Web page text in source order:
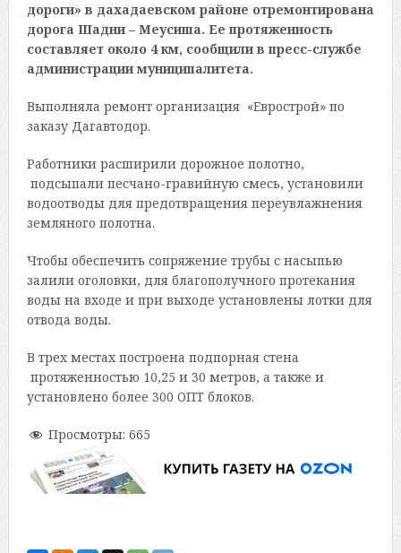
дороги» в дахадаевском районе отремонтирована
дорога Шадни – Меусиша. Ее протяженность
составляет около 4 км, сообщили в пресс-службе
администрации муниципалитета.
Выполняла ремонт организация «Еврострой» по
заказу Дагавтодор.
Работники расширили дорожное полотно,
подсыпали песчано-гравийную смесь, установили
водоотводы для предотвращения переувлажнения
земляного полотна.
Чтобы обеспечить сопряжение трубы с насыпью
залили оголовки, для благополучного протекания
воды на входе и при выходе установлены лотки для
отвода воды.
В трех местах построена подпорная стена
протяженностью 10,25 и 30 метров, а также и
установлено более 300 ОПТ блоков.
Просмотры: 665